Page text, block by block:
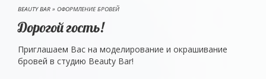
BEAUTY BAR » ОФОРМЛЕНИЕ БРОВЕЙ
Дорогой гость!
Приглашаем Вас на моделирование и окрашивание
бровей в студию Beauty Bar!